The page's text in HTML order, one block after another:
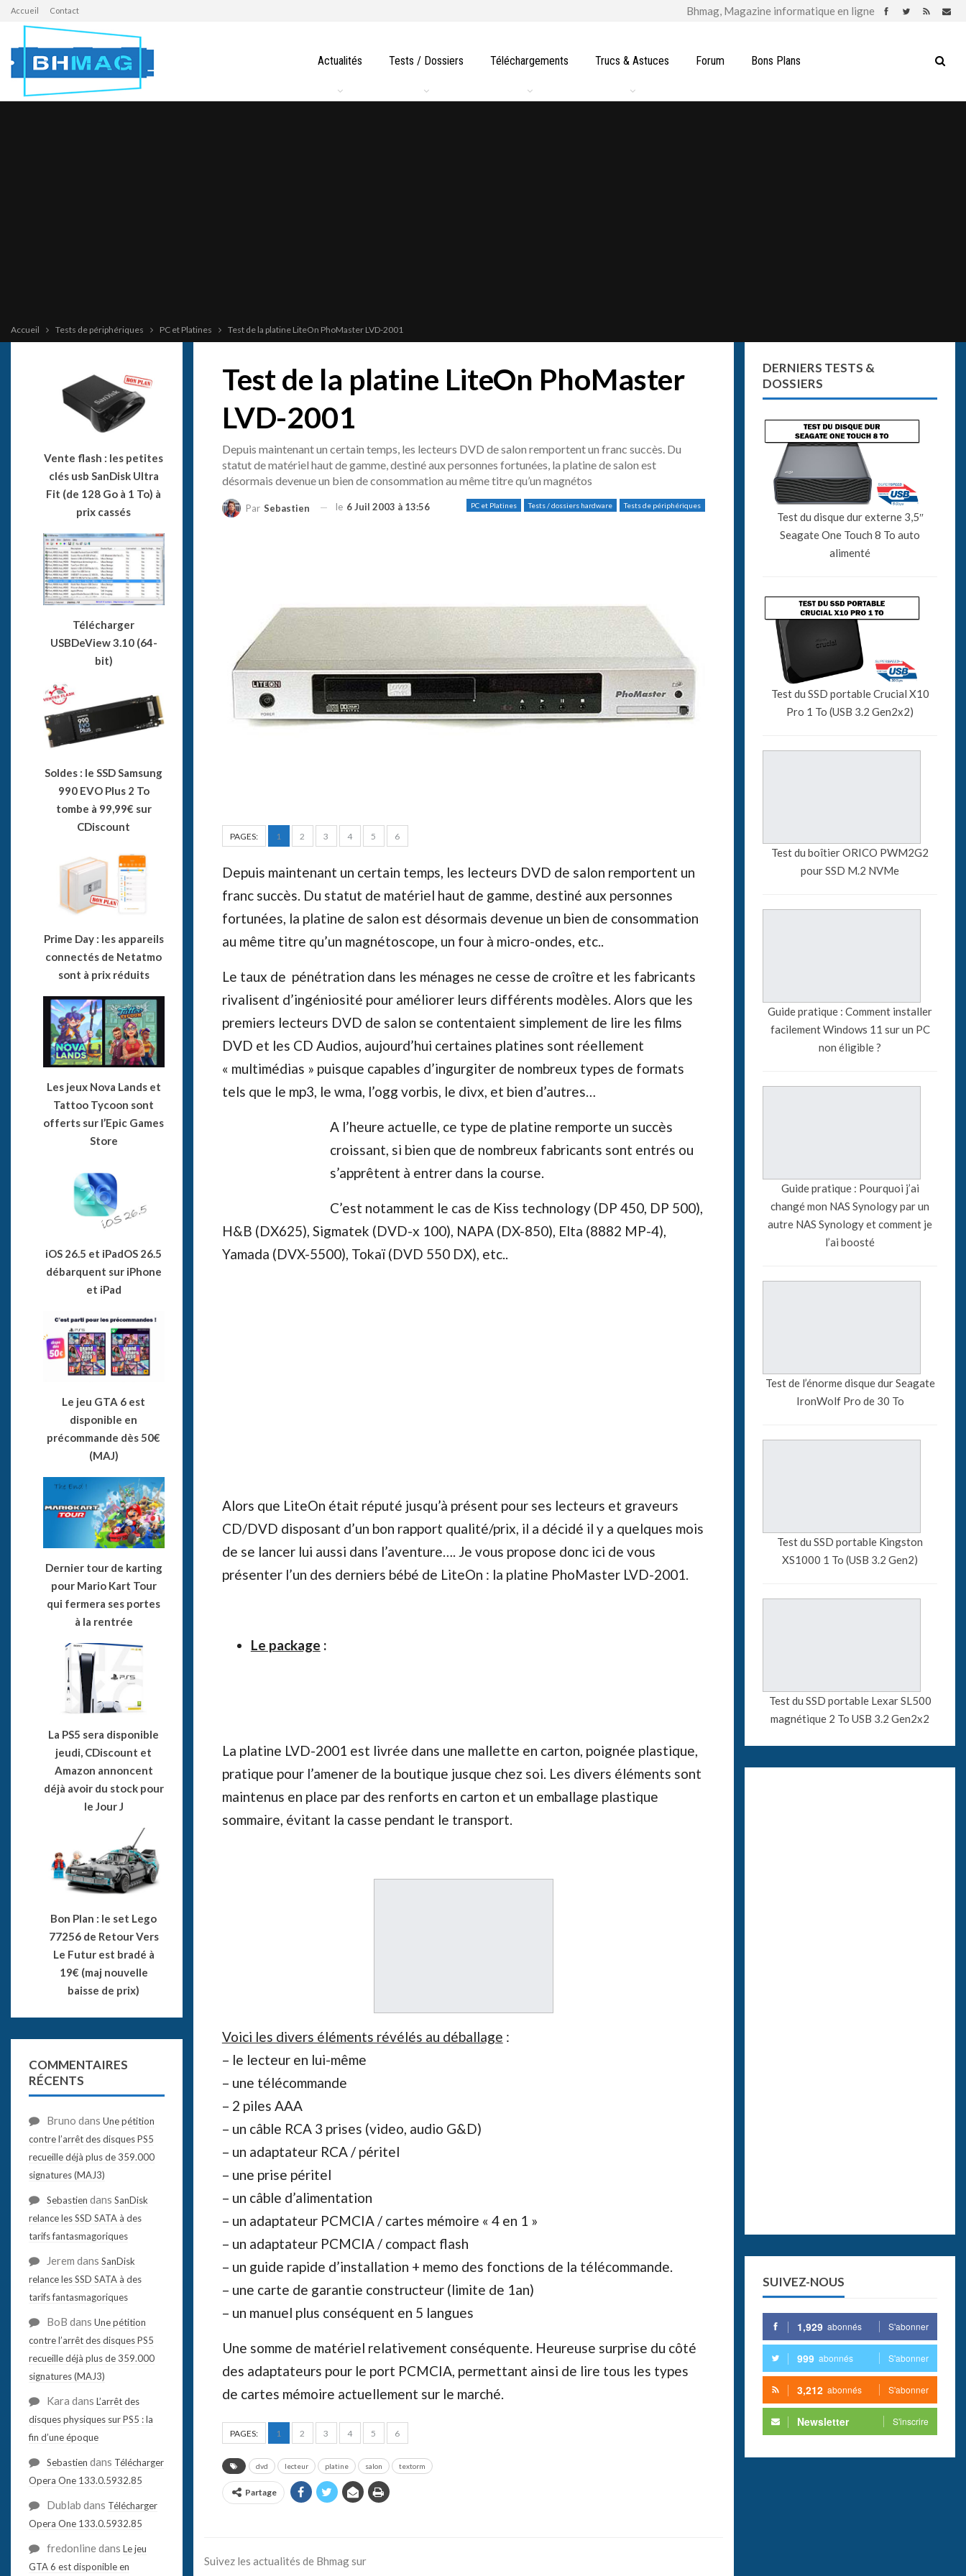
Accueil Contact
Actualités Tests / Dossiers Téléchargements Trucs & Astuces Forum Bons Plans
Accueil Tests de périphériques PC et Platines Test de la platine LiteOn PhoMaster LVD-2001
Test de la platine LiteOn PhoMaster
LVD-2001
Depuis maintenant un certain temps, les lecteurs DVD de salon remportent un franc succès. Du
statut de matériel haut de gamme, destiné aux personnes fortunées, la platine de salon est
désormais devenue un bien de consommation au même titre qu’un magnétos
PC et Platines Tests / dossiers hardware Tests de périphériques
Par Sebastien le 6 Juil 2003 à 13:56
PAGES: 1 2 3 4 5 6
Depuis maintenant un certain temps, les lecteurs DVD de salon remportent un
franc succès. Du statut de matériel haut de gamme, destiné aux personnes
fortunées, la platine de salon est désormais devenue un bien de consommation
au même titre qu’un magnétoscope, un four à micro-ondes, etc..
Le taux de pénétration dans les ménages ne cesse de croître et les fabricants
rivalisent d’ingéniosité pour améliorer leurs différents modèles. Alors que les
premiers lecteurs DVD de salon se contentaient simplement de lire les films
DVD et les CD Audios, aujourd’hui certaines platines sont réellement
« multimédias » puisque capables d’ingurgiter de nombreux types de formats
tels que le mp3, le wma, l’ogg vorbis, le divx, et bien d’autres…
A l’heure actuelle, ce type de platine remporte un succès
croissant, si bien que de nombreux fabricants sont entrés ou
s’apprêtent à entrer dans la course.
C’est notamment le cas de Kiss technology (DP 450, DP 500),
H&B (DX625), Sigmatek (DVD-x 100), NAPA (DX-850), Elta (8882 MP-4),
Yamada (DVX-5500), Tokaï (DVD 550 DX), etc..
Alors que LiteOn était réputé jusqu’à présent pour ses lecteurs et graveurs
CD/DVD disposant d’un bon rapport qualité/prix, il a décidé il y a quelques mois
de se lancer lui aussi dans l’aventure…. Je vous propose donc ici de vous
présenter l’un des derniers bébé de LiteOn : la platine PhoMaster LVD-2001.
Le package :
La platine LVD-2001 est livrée dans une mallette en carton, poignée plastique,
pratique pour l’amener de la boutique jusque chez soi. Les divers éléments sont
maintenus en place par des renforts en carton et un emballage plastique
sommaire, évitant la casse pendant le transport.
Voici les divers éléments révélés au déballage :
– le lecteur en lui-même
– une télécommande
– 2 piles AAA
– un câble RCA 3 prises (video, audio G&D)
– un adaptateur RCA / péritel
– une prise péritel
– un câble d’alimentation
– un adaptateur PCMCIA / cartes mémoire « 4 en 1 »
– un adaptateur PCMCIA / compact flash
– un guide rapide d’installation + memo des fonctions de la télécommande.
– une carte de garantie constructeur (limite de 1an)
– un manuel plus conséquent en 5 langues
Une somme de matériel relativement conséquente. Heureuse surprise du côté
des adaptateurs pour le port PCMCIA, permettant ainsi de lire tous les types
de cartes mémoire actuellement sur le marché.
PAGES: 1 2 3 4 5 6
dvd lecteur platine salon textorm
Partage
Suivez les actualités de Bhmag sur
DERNIERS TESTS &
DOSSIERS
Test du disque dur externe 3,5″
Seagate One Touch 8 To auto
alimenté
Test du SSD portable Crucial X10
Pro 1 To (USB 3.2 Gen2x2)
Test du boîtier ORICO PWM2G2
pour SSD M.2 NVMe
Guide pratique : Comment installer
facilement Windows 11 sur un PC
non éligible ?
Guide pratique : Pourquoi j’ai
changé mon NAS Synology par un
autre NAS Synology et comment je
l’ai boosté
Test de l’énorme disque dur Seagate
IronWolf Pro de 30 To
Test du SSD portable Kingston
XS1000 1 To (USB 3.2 Gen2)
Test du SSD portable Lexar SL500
magnétique 2 To USB 3.2 Gen2x2
SUIVEZ-NOUS
1,929 abonnés S'abonner
999 abonnés S'abonner
3,212 abonnés S'abonner
Newsletter S'inscrire
Vente flash : les petites
clés usb SanDisk Ultra
Fit (de 128 Go à 1 To) à
prix cassés
Télécharger
USBDeView 3.10 (64-
bit)
Soldes : le SSD Samsung
990 EVO Plus 2 To
tombe à 99,99€ sur
CDiscount
Prime Day : les appareils
connectés de Netatmo
sont à prix réduits
Les jeux Nova Lands et
Tattoo Tycoon sont
offerts sur l’Epic Games
Store
iOS 26.5 et iPadOS 26.5
débarquent sur iPhone
et iPad
Le jeu GTA 6 est
disponible en
précommande dès 50€
(MAJ)
Dernier tour de karting
pour Mario Kart Tour
qui fermera ses portes
à la rentrée
La PS5 sera disponible
jeudi, CDiscount et
Amazon annoncent
déjà avoir du stock pour
le Jour J
Bon Plan : le set Lego
77256 de Retour Vers
Le Futur est bradé à
19€ (maj nouvelle
baisse de prix)
COMMENTAIRES
RÉCENTS
Bruno dans Une pétition
contre l’arrêt des disques PS5
recueille déjà plus de 359.000
signatures (MAJ3)
Sebastien dans SanDisk
relance les SSD SATA à des
tarifs fantasmagoriques
Jerem dans SanDisk
relance les SSD SATA à des
tarifs fantasmagoriques
BoB dans Une pétition
contre l’arrêt des disques PS5
recueille déjà plus de 359.000
signatures (MAJ3)
Kara dans L’arrêt des
disques physiques sur PS5 : la
fin d’une époque
Sebastien dans Télécharger
Opera One 133.0.5932.85
Dublab dans Télécharger
Opera One 133.0.5932.85
fredonlinedans Le jeu
GTA 6 est disponible en